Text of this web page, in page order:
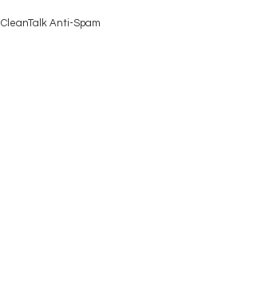
CleanTalk Anti-Spam